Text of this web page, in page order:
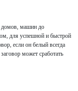
домов, машин до
для успешной и быстрой
если он белый всегда
может сработать